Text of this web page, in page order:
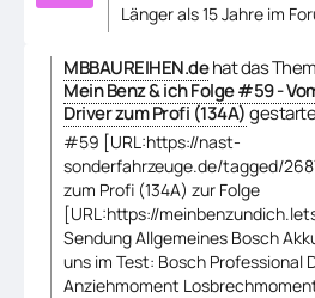
Länger als 15 Jahre im
MBBAUREIHEN.dehat das
Mein Benz & ich Folge #59 -
Driver zum Profi (134A)
#59 [URL:https://nast-
sonderfahrzeuge.de/tagged/
zum Profi (134A) zur Folge
[URL:https://
Sendung Allgemeines Bosch
uns im Test: Bosch Professional
Anziehmoment